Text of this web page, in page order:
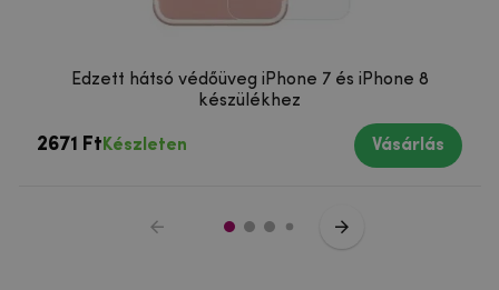
Edzett hátsó védőüveg iPhone 7 és iPhone 8
készülékhez
2671 Ft Készleten Vásárlás